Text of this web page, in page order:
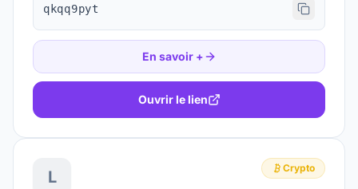
qkqq9pyt
En savoir +
Ouvrir le lien
L Crypto